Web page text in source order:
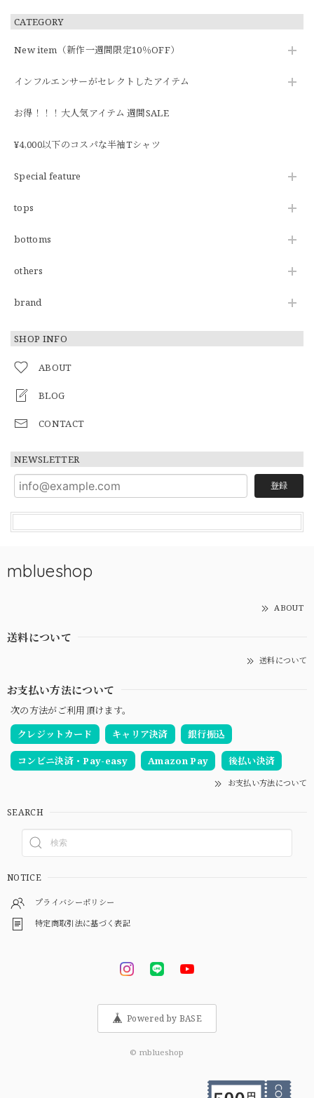
CATEGORY
New item（新作一週間限定10％OFF）
インフルエンサーがセレクトしたアイテム
お得！！！大人気アイテム 週間SALE
¥4,000以下のコスパな半袖Tシャツ
Special feature
tops
bottoms
others
brand
SHOP INFO
ABOUT
BLOG
CONTACT
NEWSLETTER
登録
mblueshop
ABOUT
送料について
送料について
お支払い方法について
次の方法がご利用頂けます。
クレジットカード
キャリア決済 銀行振込
コンビニ決済・Pay-easy Amazon Pay 後払い決済
お支払い方法について
SEARCH
NOTICE
プライバシーポリシー
特定商取引法に基づく表記
Powered by BASE
© mblueshop